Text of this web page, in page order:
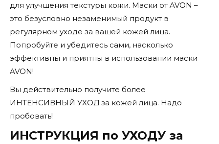
для улучшения текстуры кожи. Маски от AVON –
это безусловно незаменимый продукт в
регулярном уходе за вашей кожей лица.
Попробуйте и убедитесь сами, насколько
эффективны и приятны в использовании маски
AVON!
Вы действительно получите более
ИНТЕНСИВНЫЙ УХОД за кожей лица. Надо
пробовать!
ИНСТРУКЦИЯ по УХОДУ за